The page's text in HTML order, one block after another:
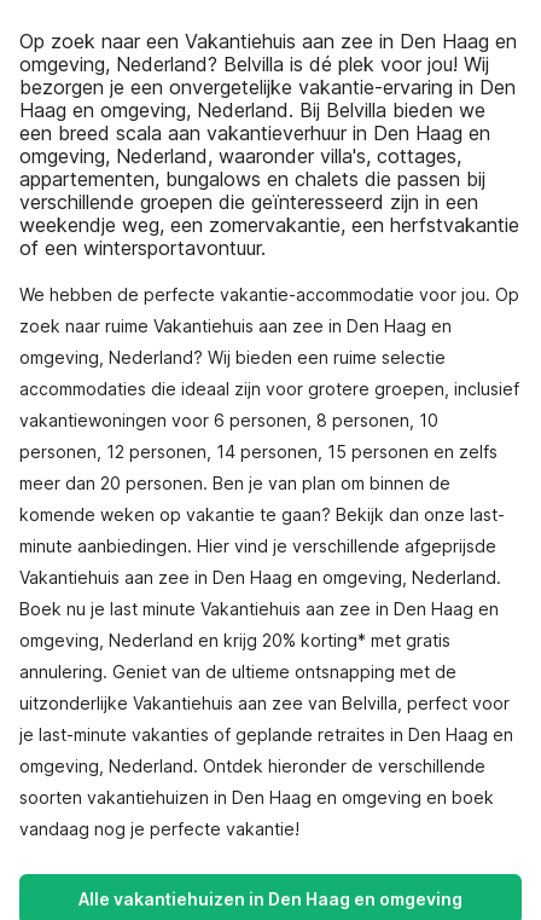
Op zoek naar een Vakantiehuis aan zee in Den Haag en
omgeving, Nederland? Belvilla is dé plek voor jou! Wij
bezorgen je een onvergetelijke vakantie-ervaring in Den
Haag en omgeving, Nederland. Bij Belvilla bieden we
een breed scala aan vakantieverhuur in Den Haag en
omgeving, Nederland, waaronder villa's, cottages,
appartementen, bungalows en chalets die passen bij
verschillende groepen die geïnteresseerd zijn in een
weekendje weg, een zomervakantie, een herfstvakantie
of een wintersportavontuur.
We hebben de perfecte vakantie-accommodatie voor jou. Op
zoek naar ruime Vakantiehuis aan zee in Den Haag en
omgeving, Nederland? Wij bieden een ruime selectie
accommodaties die ideaal zijn voor grotere groepen, inclusief
vakantiewoningen voor 6 personen, 8 personen, 10
personen, 12 personen, 14 personen, 15 personen en zelfs
meer dan 20 personen. Ben je van plan om binnen de
komende weken op vakantie te gaan? Bekijk dan onze last-
minute aanbiedingen. Hier vind je verschillende afgeprijsde
Vakantiehuis aan zee in Den Haag en omgeving, Nederland.
Boek nu je last minute Vakantiehuis aan zee in Den Haag en
omgeving, Nederland en krijg 20% korting* met gratis
annulering. Geniet van de ultieme ontsnapping met de
uitzonderlijke Vakantiehuis aan zee van Belvilla, perfect voor
je last-minute vakanties of geplande retraites in Den Haag en
omgeving, Nederland. Ontdek hieronder de verschillende
soorten vakantiehuizen in Den Haag en omgeving en boek
vandaag nog je perfecte vakantie!
Alle vakantiehuizen in Den Haag en omgeving